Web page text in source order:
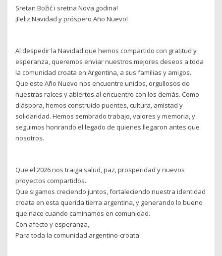
Sretan Božić i sretna Nova godina!
¡Feliz Navidad y próspero Año Nuevo!
Al despedir la Navidad que hemos compartido con gratitud y
esperanza, queremos enviar nuestros mejores deseos a toda
la comunidad croata en Argentina, a sus familias y amigos.
Que este Año Nuevo nos encuentre unidos, orgullosos de
nuestras raíces y abiertos al encuentro con los demás. Como
diáspora, hemos construido puentes, cultura, amistad y
solidaridad. Hemos sembrado trabajo, valores y memoria, y
seguimos honrando el legado de quienes llegaron antes que
nosotros.
Que el 2026 nos traiga salud, paz, prosperidad y nuevos
proyectos compartidos.
Que sigamos creciendo juntos, fortaleciendo nuestra identidad
croata en esta querida tierra argentina, y generando lo bueno
que nace cuando caminamos en comunidad.
Con afecto y esperanza,
Para toda la comunidad argentino-croata